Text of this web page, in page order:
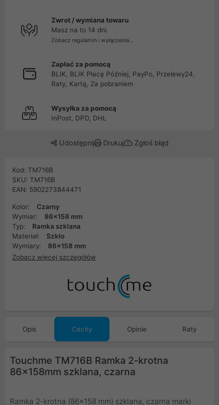
Zwrot / wymiana towaru
Masz na to 14 dni.
Zobacz regulamin i wyłączenia...
Zapłać za pomocą
BLIK, BLIK Płacę Później, PayPo, Przelewy24,
Raty, Kartą, Za pobraniem
Wysyłka za pomocą
InPost, DPD, DHL
Udostępnij Drukuj Zgłoś błąd
Kod: TM716B
SKU: TM716B
EAN: 5902273844471
Kolor:
Czarny
Wymiar:
86x158 mm
Typ:
Ramka szklana
Materiał:
Szkło
Wymiary:
86x158 mm
Zobacz więcej szczegółów
Opis Cechy Opinie Raty
Touchme TM716B Ramka 2-krotna
86x158mm szklana, czarna
Ramka 2-krotna (86x158 mm) szklana, czarna marki